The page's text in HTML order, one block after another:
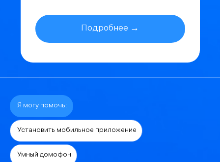
Подробнее →
Я могу помочь:
Установить мобильное приложение
Умный домофон